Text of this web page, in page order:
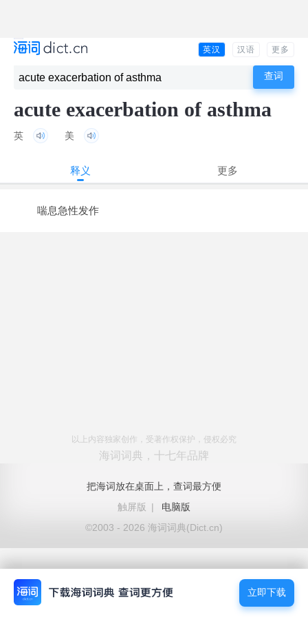
英汉 汉语 更多
acute exacerbation of asthma
英 美
释义 更多
喘息急性发作
以上内容独家创作，受著作权保护，侵权必究
海词词典，十七年品牌
把海词放在桌面上，查词最方便
触屏版
|
电脑版
©2003 - 2026 海词词典(Dict.cn)
立即下载
立即下载